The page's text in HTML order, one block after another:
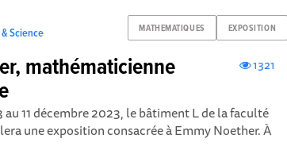
MATHEMATIQUES EXPOSITION
Science
1321
mathématicienne
11 décembre 2023, le bâtiment L de la faculté
une exposition consacrée à Emmy Noether. À